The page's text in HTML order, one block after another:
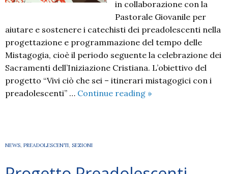
in collaborazione con la
Pastorale Giovanile per
aiutare e sostenere i catechisti dei preadolescenti nella
progettazione e programmazione del tempo delle
Mistagogia, cioè il periodo seguente la celebrazione dei
Sacramenti dell’Iniziazione Cristiana. L’obiettivo del
progetto “Vivi ciò che sei – itinerari mistagogici con i
preadolescenti” … Continue reading Vivi
»
NEWS, PREADOLESCENTI, SEZIONI